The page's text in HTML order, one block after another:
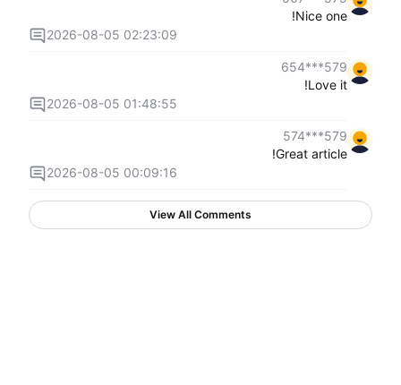
Nice one!
2026-08-05 02:23:09
579***654
Love it!
2026-08-05 01:48:55
579***574
Great article!
2026-08-05 00:09:16
View All Comments